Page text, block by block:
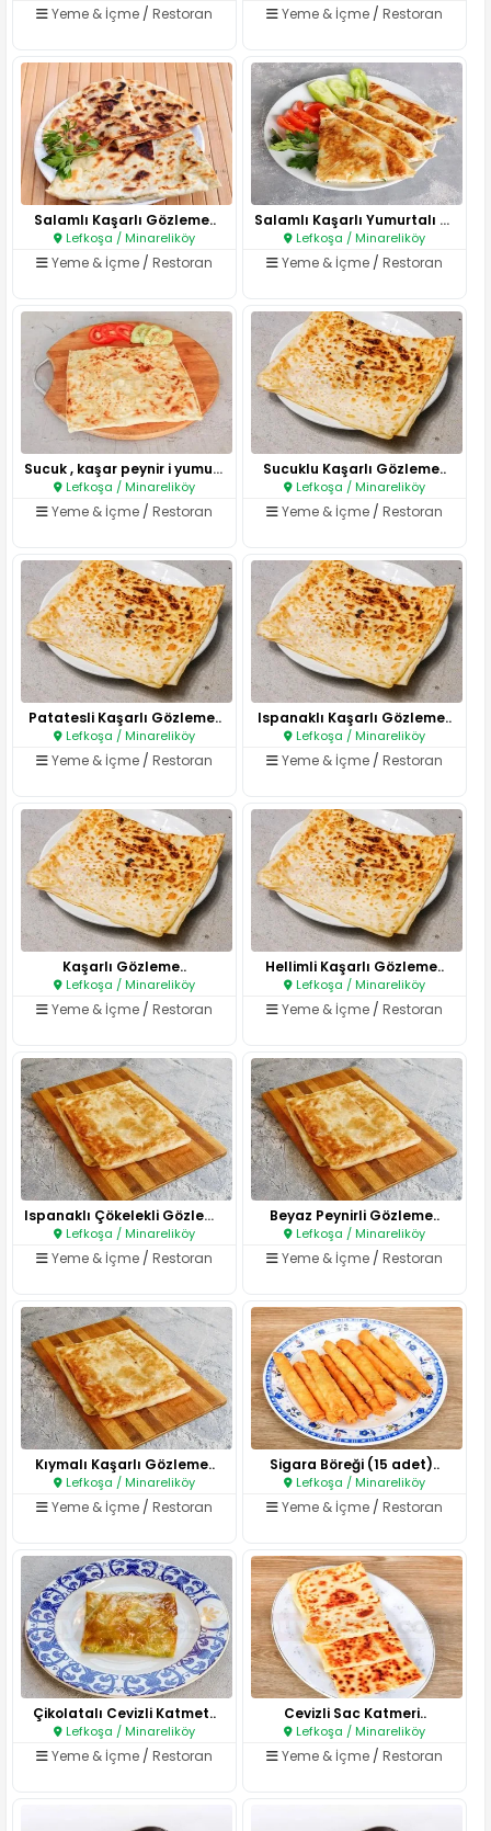
Yeme & İçme / Restoran Yeme & İçme /Restoran
Salamlı Kaşarlı Gözleme..
Lefkoşa / Minareliköy
Yeme & İçme / Restoran
Salamlı Kaşarlı Yumurtalı Gözl..
Lefkoşa / Minareliköy
Yeme & İçme /Restoran
Sucuk , kaşar peynir i yumurta..
Lefkoşa / Minareliköy
Yeme & İçme / Restoran
Sucuklu Kaşarlı Gözleme..
Lefkoşa / Minareliköy
Yeme & İçme /Restoran
Patatesli Kaşarlı Gözleme..
Lefkoşa / Minareliköy
Yeme & İçme / Restoran
Ispanaklı Kaşarlı Gözleme..
Lefkoşa / Minareliköy
Yeme & İçme /Restoran
Kaşarlı Gözleme..
Lefkoşa / Minareliköy
Yeme & İçme / Restoran
Hellimli Kaşarlı Gözleme..
Lefkoşa / Minareliköy
Yeme & İçme /Restoran
Ispanaklı Çökelekli Gözleme..
Lefkoşa / Minareliköy
Yeme & İçme / Restoran
Beyaz Peynirli Gözleme..
Lefkoşa / Minareliköy
Yeme & İçme /Restoran
Kıymalı Kaşarlı Gözleme..
Lefkoşa / Minareliköy
Yeme & İçme / Restoran
Sigara Böreği (15 adet)..
Lefkoşa / Minareliköy
Yeme & İçme /Restoran
Çikolatalı Cevizli Katmet..
Lefkoşa / Minareliköy
Yeme & İçme / Restoran
Cevizli Sac Katmeri..
Lefkoşa / Minareliköy
Yeme & İçme /Restoran